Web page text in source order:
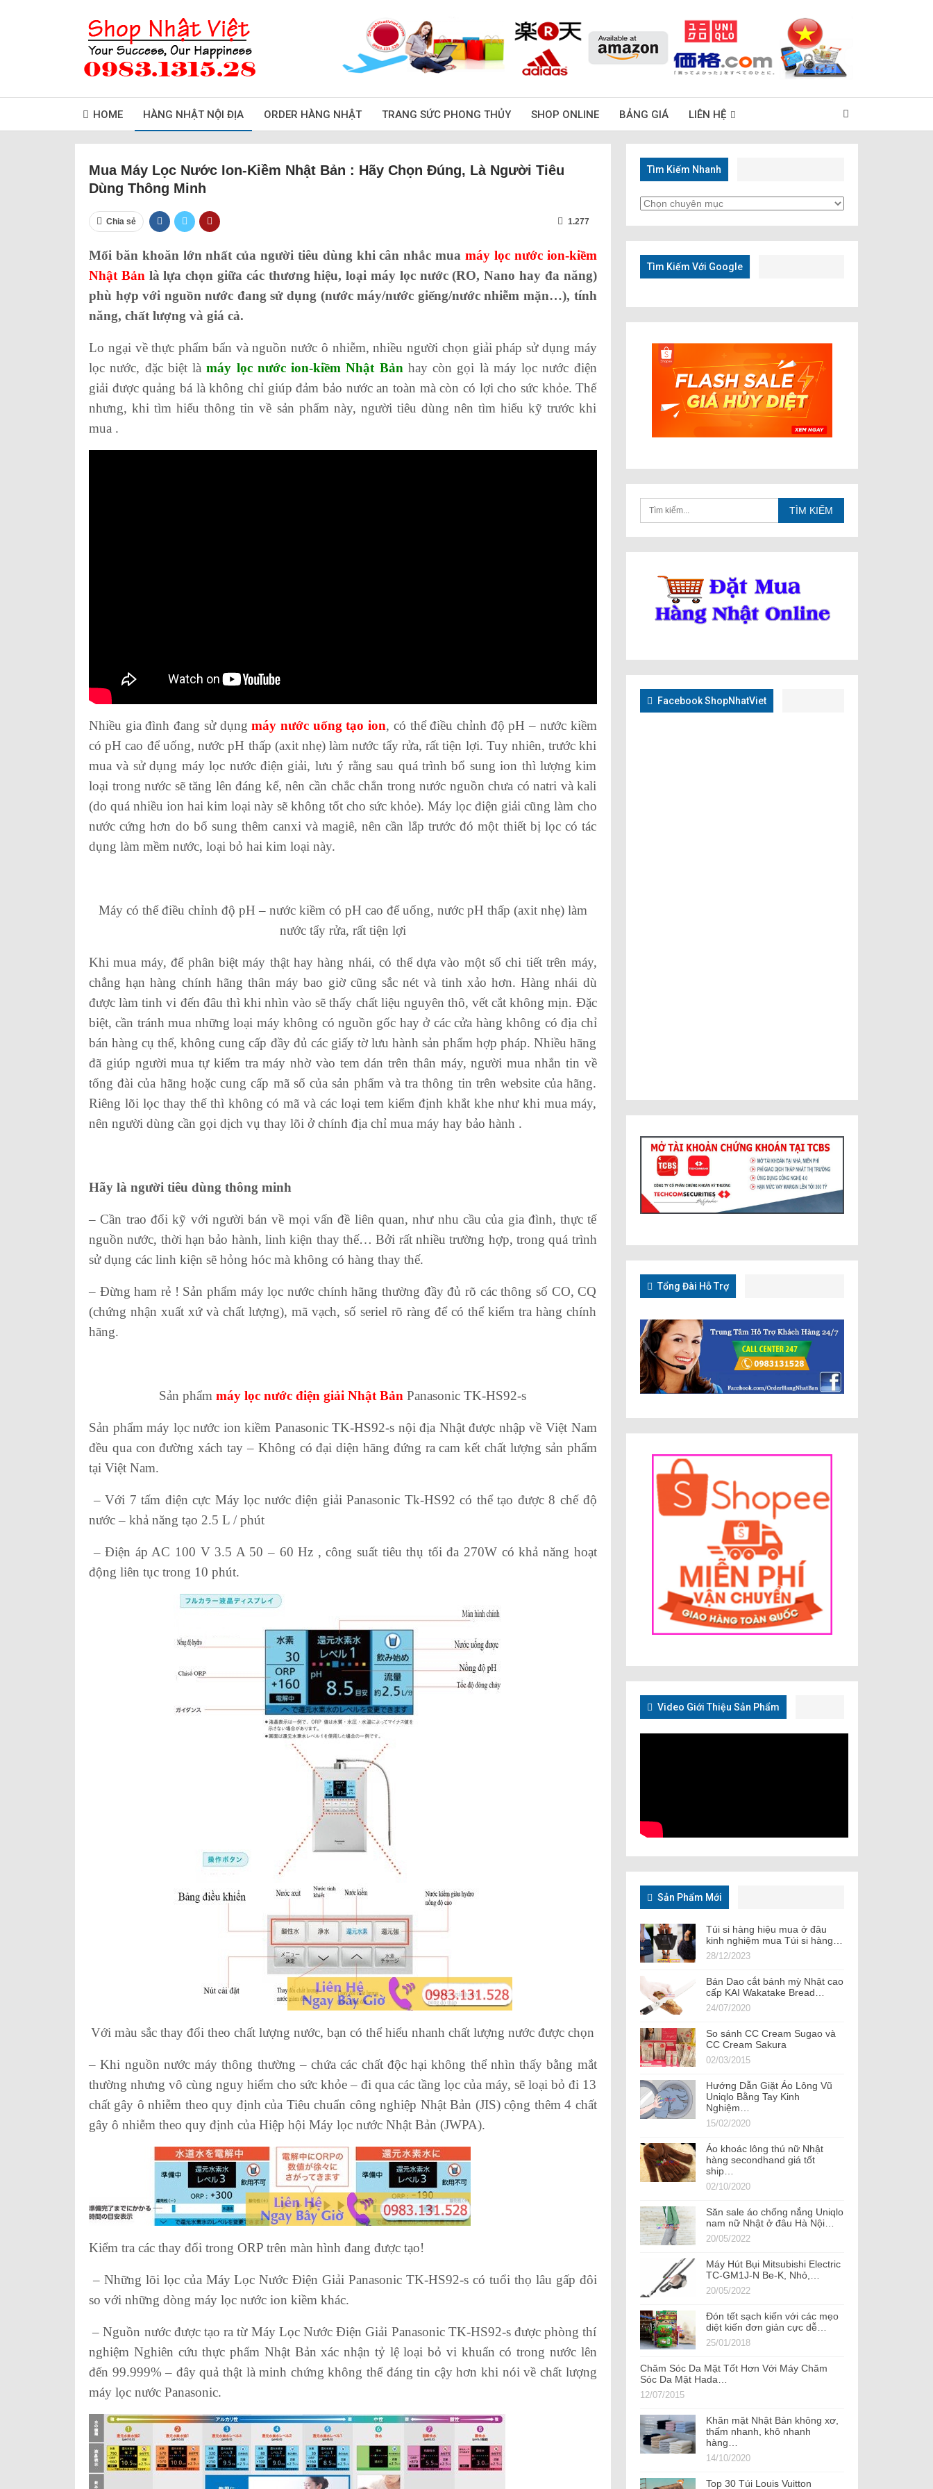
HOME HÀNG NHẬT NỘI ĐỊA ORDER HÀNG NHẬT TRANG SỨC PHONG THỦY SHOP ONLINE BẢNG GIÁ LIÊN HỆ
Mua Máy Lọc Nước Ion-Kiềm Nhật Bản : Hãy Chọn Đúng, Là Người Tiêu
Dùng Thông Minh
Chia sẻ 1.277
Mối băn khoăn lớn nhất của người tiêu dùng khi cân nhắc mua máy lọc nước ion-kiềm
Nhật Bản là lựa chọn giữa các thương hiệu, loại máy lọc nước (RO, Nano hay đa năng)
phù hợp với nguồn nước đang sử dụng (nước máy/nước giếng/nước nhiễm mặn…), tính
năng, chất lượng và giá cả.
Lo ngại về thực phẩm bẩn và nguồn nước ô nhiễm, nhiều người chọn giải pháp sử dụng máy
lọc nước, đặc biệt làmáy lọc nước ion-kiềm Nhật Bản hay còn gọi là máy lọc nước điện
giải được quảng bá là không chỉ giúp đảm bảo nước an toàn mà còn có lợi cho sức khỏe. Thế
nhưng, khi tìm hiểu thông tin về sản phẩm này, người tiêu dùng nên tìm hiểu kỹ trước khi
mua .
Nhiều gia đình đang sử dụngmáy nước uống tạo ion, có thể điều chỉnh độ pH – nước kiềm
có pH cao để uống, nước pH thấp (axit nhẹ) làm nước tẩy rửa, rất tiện lợi. Tuy nhiên, trước khi
mua và sử dụng máy lọc nước điện giải, lưu ý rằng sau quá trình bổ sung ion thì lượng kim
loại trong nước sẽ tăng lên đáng kể, nên cần chắc chắn trong nước nguồn chưa có natri và kali
(do quá nhiều ion hai kim loại này sẽ không tốt cho sức khỏe). Máy lọc điện giải cũng làm cho
nước cứng hơn do bổ sung thêm canxi và magiê, nên cần lắp trước đó một thiết bị lọc có tác
dụng làm mềm nước, loại bỏ hai kim loại này.
Máy có thể điều chỉnh độ pH – nước kiềm có pH cao để uống, nước pH thấp (axit nhẹ) làm
nước tẩy rửa, rất tiện lợi
Khi mua máy, để phân biệt máy thật hay hàng nhái, có thể dựa vào một số chi tiết trên máy,
chẳng hạn hàng chính hãng thân máy bao giờ cũng sắc nét và tinh xảo hơn. Hàng nhái dù
được làm tinh vi đến đâu thì khi nhìn vào sẽ thấy chất liệu nguyên thô, vết cắt không mịn. Đặc
biệt, cần tránh mua những loại máy không có nguồn gốc hay ở các cửa hàng không có địa chỉ
bán hàng cụ thể, không cung cấp đầy đủ các giấy tờ lưu hành sản phẩm hợp pháp. Nhiều hãng
đã giúp người mua tự kiểm tra máy nhờ vào tem dán trên thân máy, người mua nhắn tin về
tổng đài của hãng hoặc cung cấp mã số của sản phẩm và tra thông tin trên website của hãng.
Riêng lõi lọc thay thế thì không có mã và các loại tem kiểm định khắt khe như khi mua máy,
nên người dùng cần gọi dịch vụ thay lõi ở chính địa chỉ mua máy hay bảo hành .
Hãy là người tiêu dùng thông minh
– Cần trao đổi kỹ với người bán về mọi vấn đề liên quan, như nhu cầu của gia đình, thực tế
nguồn nước, thời hạn bảo hành, linh kiện thay thế… Bởi rất nhiều trường hợp, trong quá trình
sử dụng các linh kiện sẽ hỏng hóc mà không có hàng thay thế.
– Đừng ham rẻ ! Sản phẩm máy lọc nước chính hãng thường đầy đủ rõ các thông số CO, CQ
(chứng nhận xuất xứ và chất lượng), mã vạch, số seriel rõ ràng để có thể kiểm tra hàng chính
hãng.
Sản phẩmmáy lọc nước điện giải Nhật Bản Panasonic TK-HS92-s
Sản phẩm máy lọc nước ion kiềm Panasonic TK-HS92-s nội địa Nhật được nhập về Việt Nam
đều qua con đường xách tay – Không có đại diện hãng đứng ra cam kết chất lượng sản phẩm
tại Việt Nam.
– Với 7 tấm điện cực Máy lọc nước điện giải Panasonic Tk-HS92 có thể tạo được 8 chế độ
nước – khả năng tạo 2.5 L / phút
– Điện áp AC 100 V 3.5 A 50 – 60 Hz , công suất tiêu thụ tối đa 270W có khả năng hoạt
động liên tục trong 10 phút.
Với màu sắc thay đổi theo chất lượng nước, bạn có thể hiểu nhanh chất lượng nước được chọn
– Khi nguồn nước máy thông thường – chứa các chất độc hại không thể nhìn thấy bằng mắt
thường nhưng vô cùng nguy hiểm cho sức khỏe – đi qua các tầng lọc của máy, sẽ loại bỏ đi 13
chất gây ô nhiễm theo quy định của Tiêu chuẩn công nghiệp Nhật Bản (JIS) cộng thêm 4 chất
gây ô nhiễm theo quy định của Hiệp hội Máy lọc nước Nhật Bản (JWPA).
Kiểm tra các thay đổi trong ORP trên màn hình đang được tạo!
– Những lõi lọc của Máy Lọc Nước Điện Giải Panasonic TK-HS92-s có tuổi thọ lâu gấp đôi
so với những dòng máy lọc nước ion kiềm khác.
– Nguồn nước được tạo ra từ Máy Lọc Nước Điện Giải Panasonic TK-HS92-s được phòng thí
nghiệm Nghiên cứu thực phẩm Nhật Bản xác nhận tỷ lệ loại bỏ vi khuẩn có trong nước lên
đến 99.999% – đây quả thật là minh chứng không thể đáng tin cậy hơn khi nói về chất lượng
máy lọc nước Panasonic.
Tìm Kiếm Nhanh
Tìm
Tìm Kiếm Với Google
Facebook ShopNhatViet
Tổng Đài Hỗ Trợ
Video Giới Thiệu Sản Phẩm
Sản Phẩm Mới
Túi si hàng hiệu mua ở đâu
kinh nghiệm mua Túi si hàng…
28/12/2023
Bán Dao cắt bánh mỳ Nhật cao
cấp KAI Wakatake Bread…
24/07/2020
So sánh CC Cream Sugao và
CC Cream Sakura
02/03/2015
Hướng Dẫn Giặt Áo Lông Vũ
Uniqlo Bằng Tay Kinh
Nghiệm…
15/02/2020
Áo khoác lông thú nữ Nhật
hàng secondhand giá tốt
ship…
02/10/2020
Săn sale áo chống nắng Uniqlo
nam nữ Nhật ở đâu Hà Nội…
20/05/2022
Máy Hút Bụi Mitsubishi Electric
TC-GM1J-N Be-K, Nhỏ,…
20/05/2022
Đón tết sạch kiến với các mẹo
diệt kiến đơn giản cực dễ…
25/01/2018
Chăm Sóc Da Mặt Tốt Hơn Với Máy Chăm
Sóc Da Mặt Hada…
12/07/2015
Khăn mặt Nhật Bản không xơ,
thấm nhanh, khô nhanh
hàng…
14/10/2020
Top 30 Túi Louis Vuitton